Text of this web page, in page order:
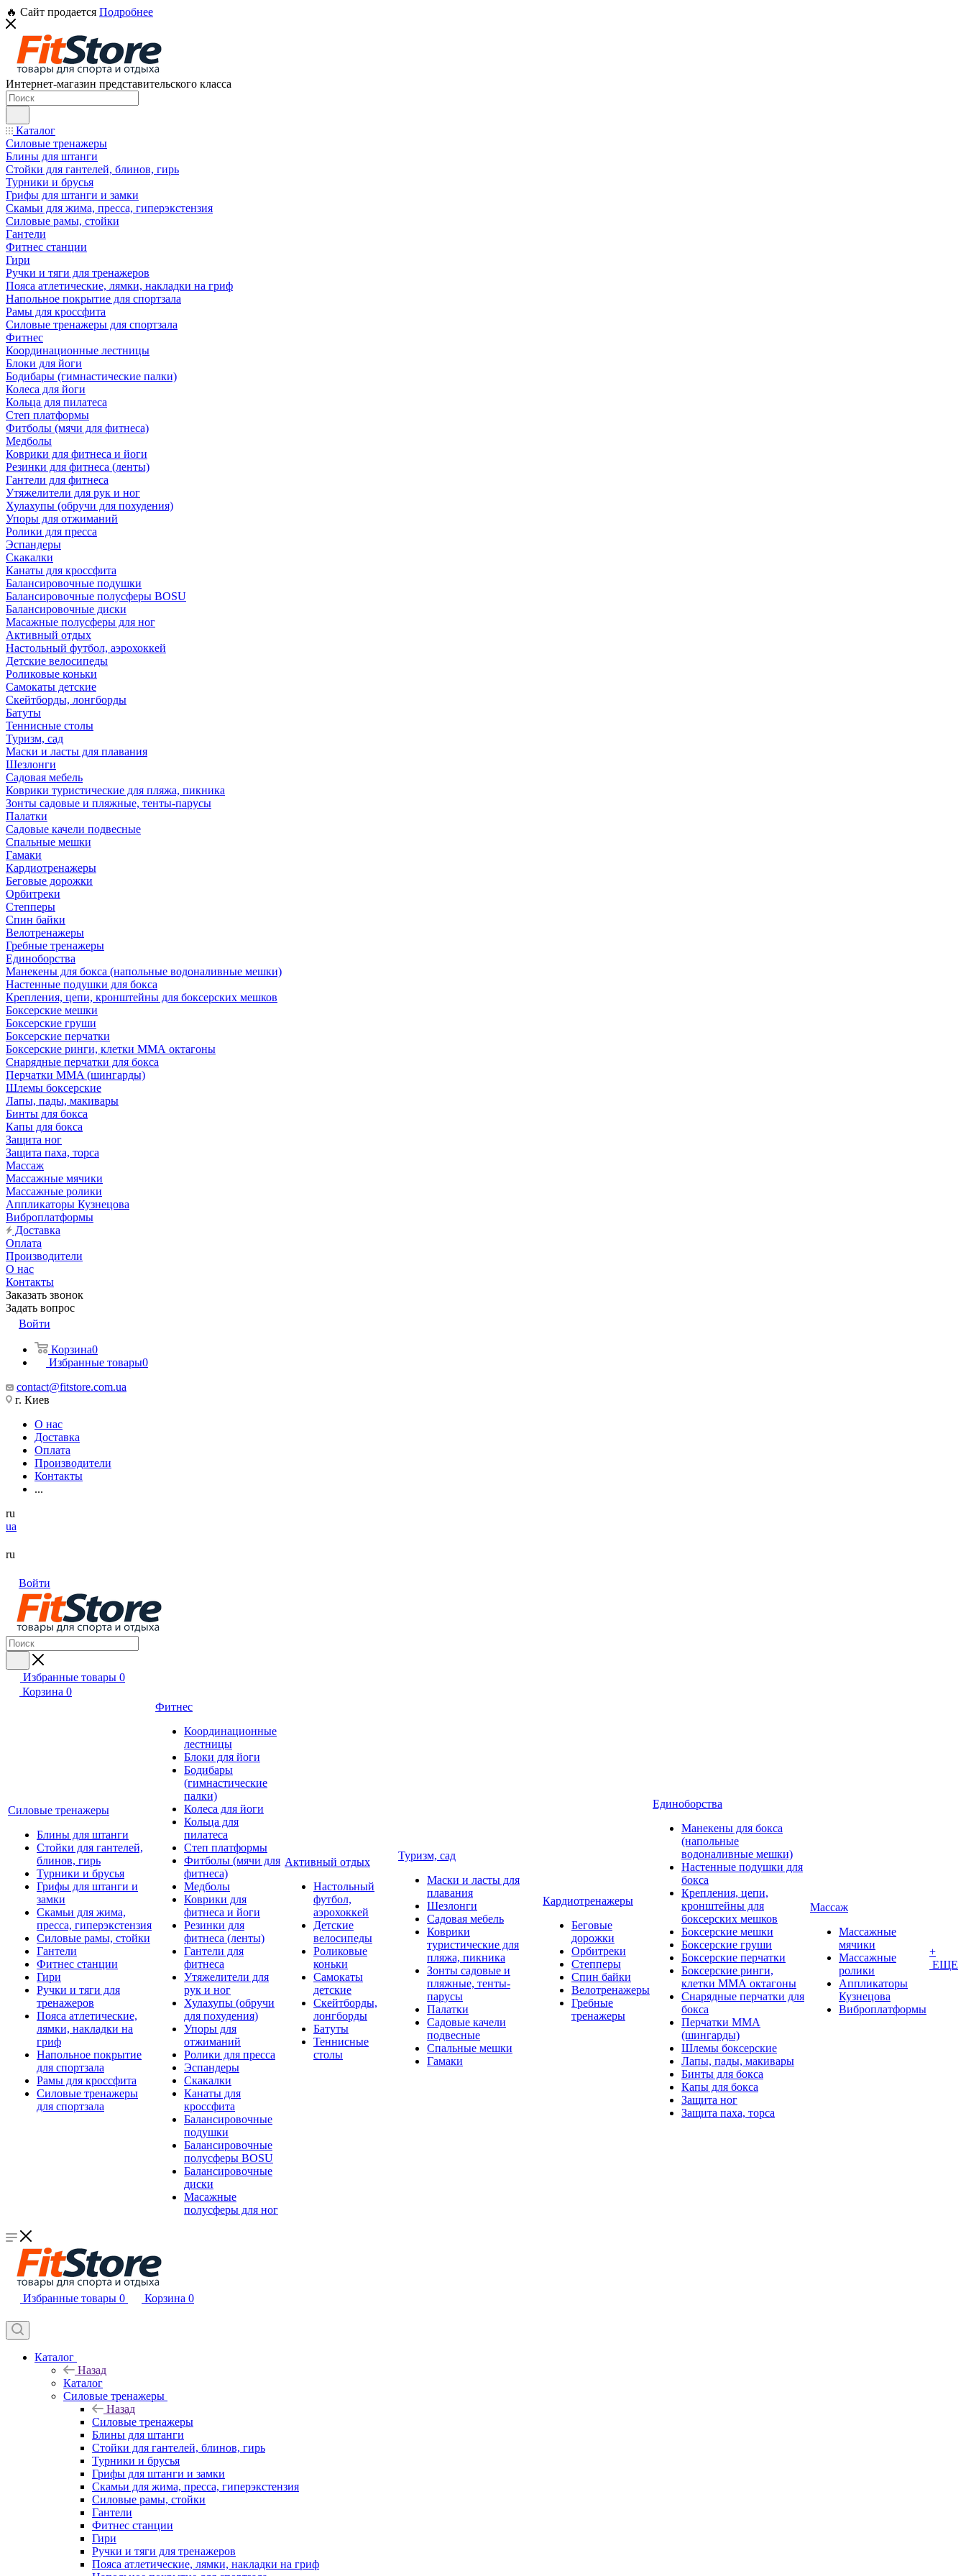
🔥 Сайт продается Подробнее
Интернет-магазин представительского класса
Каталог
Силовые тренажеры
Блины для штанги
Стойки для гантелей, блинов, гирь
Турники и брусья
Грифы для штанги и замки
Скамьи для жима, пресса, гиперэкстензия
Силовые рамы, стойки
Гантели
Фитнес станции
Гири
Ручки и тяги для тренажеров
Пояса атлетические, лямки, накладки на гриф
Напольное покрытие для спортзала
Рамы для кроссфита
Силовые тренажеры для спортзала
Фитнес
Координационные лестницы
Блоки для йоги
Бодибары (гимнастические палки)
Колеса для йоги
Кольца для пилатеса
Степ платформы
Фитболы (мячи для фитнеса)
Медболы
Коврики для фитнеса и йоги
Резинки для фитнеса (ленты)
Гантели для фитнеса
Утяжелители для рук и ног
Хулахупы (обручи для похудения)
Упоры для отжиманий
Ролики для пресса
Эспандеры
Скакалки
Канаты для кроссфита
Балансировочные подушки
Балансировочные полусферы BOSU
Балансировочные диски
Масажные полусферы для ног
Активный отдых
Настольный футбол, аэрохоккей
Детские велосипеды
Роликовые коньки
Самокаты детские
Скейтборды, лонгборды
Батуты
Теннисные столы
Туризм, сад
Маски и ласты для плавания
Шезлонги
Садовая мебель
Коврики туристические для пляжа, пикника
Зонты садовые и пляжные, тенты-парусы
Палатки
Садовые качели подвесные
Спальные мешки
Гамаки
Кардиотренажеры
Беговые дорожки
Орбитреки
Степперы
Спин байки
Велотренажеры
Гребные тренажеры
Единоборства
Манекены для бокса (напольные водоналивные мешки)
Настенные подушки для бокса
Крепления, цепи, кронштейны для боксерских мешков
Боксерские мешки
Боксерские груши
Боксерские перчатки
Боксерские ринги, клетки ММА октагоны
Снарядные перчатки для бокса
Перчатки MMA (шингарды)
Шлемы боксерские
Лапы, пады, макивары
Бинты для бокса
Капы для бокса
Защита ног
Защита паха, торса
Массаж
Массажные мячики
Массажные ролики
Аппликаторы Кузнецова
Виброплатформы
Доставка
Оплата
Производители
О нас
Контакты
Заказать звонок
Задать вопрос
Войти
Корзина0
Избранные товары0
contact@fitstore.com.ua
г. Киев
О нас
Доставка
Оплата
Производители
Контакты
...
ru
ua
ru
Войти
Избранные товары 0
Корзина 0
Силовые тренажеры
Блины для штанги
Стойки для гантелей,
блинов, гирь
Турники и брусья
Грифы для штанги и
замки
Скамьи для жима,
пресса, гиперэкстензия
Силовые рамы, стойки
Гантели
Фитнес станции
Гири
Ручки и тяги для
тренажеров
Пояса атлетические,
лямки, накладки на
гриф
Напольное покрытие
для спортзала
Рамы для кроссфита
Силовые тренажеры
для спортзала
Фитнес
Координационные
лестницы
Блоки для йоги
Бодибары
(гимнастические
палки)
Колеса для йоги
Кольца для
пилатеса
Степ платформы
Фитболы (мячи для
фитнеса)
Медболы
Коврики для
фитнеса и йоги
Резинки для
фитнеса (ленты)
Гантели для
фитнеса
Утяжелители для
рук и ног
Хулахупы (обручи
для похудения)
Упоры для
отжиманий
Ролики для пресса
Эспандеры
Скакалки
Канаты для
кроссфита
Балансировочные
подушки
Балансировочные
полусферы BOSU
Балансировочные
диски
Масажные
полусферы для ног
Активный отдых
Настольный
футбол,
аэрохоккей
Детские
велосипеды
Роликовые
коньки
Самокаты
детские
Скейтборды,
лонгборды
Батуты
Теннисные
столы
Туризм, сад
Маски и ласты для
плавания
Шезлонги
Садовая мебель
Коврики
туристические для
пляжа, пикника
Зонты садовые и
пляжные, тенты-
парусы
Палатки
Садовые качели
подвесные
Спальные мешки
Гамаки
Кардиотренажеры
Беговые
дорожки
Орбитреки
Степперы
Спин байки
Велотренажеры
Гребные
тренажеры
Единоборства
Манекены для бокса
(напольные
водоналивные мешки)
Настенные подушки для
бокса
Крепления, цепи,
кронштейны для
боксерских мешков
Боксерские мешки
Боксерские груши
Боксерские перчатки
Боксерские ринги,
клетки ММА октагоны
Снарядные перчатки для
бокса
Перчатки MMA
(шингарды)
Шлемы боксерские
Лапы, пады, макивары
Бинты для бокса
Капы для бокса
Защита ног
Защита паха, торса
Массаж
Массажные
мячики
Массажные
ролики
Аппликаторы
Кузнецова
Виброплатформы
+
ЕЩЕ
Избранные товары 0 Корзина 0
Каталог
Назад
Каталог
Силовые тренажеры
Назад
Силовые тренажеры
Блины для штанги
Стойки для гантелей, блинов, гирь
Турники и брусья
Грифы для штанги и замки
Скамьи для жима, пресса, гиперэкстензия
Силовые рамы, стойки
Гантели
Фитнес станции
Гири
Ручки и тяги для тренажеров
Пояса атлетические, лямки, накладки на гриф